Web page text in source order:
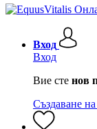
Вход
Вход
Вие сте нов
Създаване